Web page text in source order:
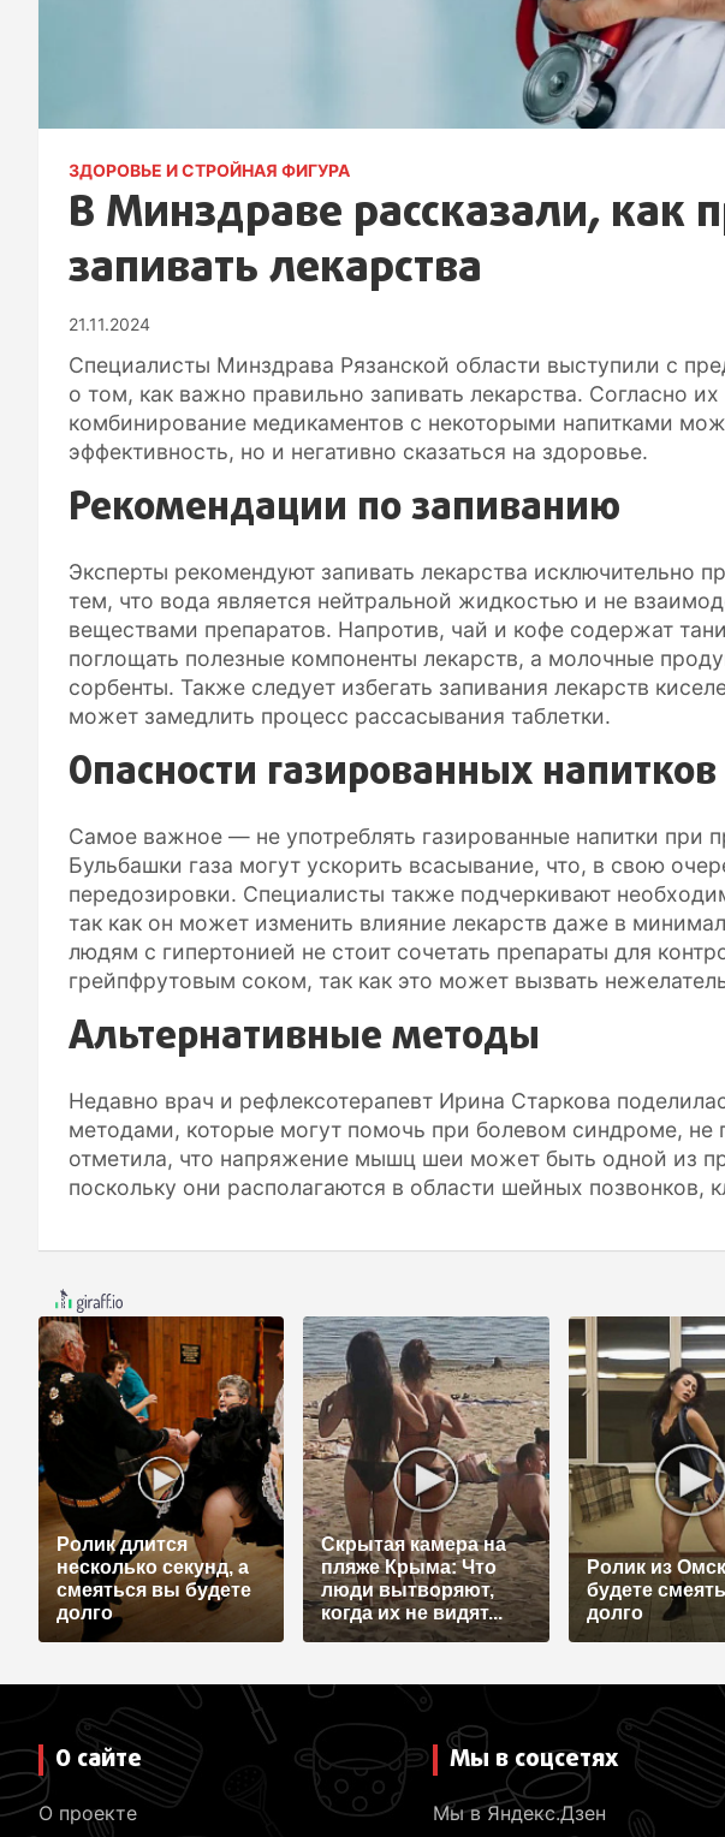
ЗДОРОВЬЕ И СТРОЙНАЯ ФИГУРА
В Минздраве рассказали, как
запивать лекарства
21.11.2024
Специалисты Минздрава Рязанской области выступили с
о том, как важно правильно запивать лекарства. Согласно
комбинирование медикаментов с некоторыми напитками
эффективность, но и негативно сказаться на здоровье.
Рекомендации по запиванию
Эксперты рекомендуют запивать лекарства исключительно
тем, что вода является нейтральной жидкостью и не
веществами препаратов. Напротив, чай и кофе содержат
поглощать полезные компоненты лекарств, а молочные
сорбенты. Также следует избегать запивания лекарств
может замедлить процесс рассасывания таблетки.
Опасности газированных напитков
Самое важное — не употреблять газированные напитки при
Бульбашки газа могут ускорить всасывание, что, в свою
передозировки. Специалисты также подчеркивают
так как он может изменить влияние лекарств даже в
людям с гипертонией не стоит сочетать препараты для
грейпфрутовым соком, так как это может вызвать
Альтернативные методы
Недавно врач и рефлексотерапевт Ирина Старкова
методами, которые могут помочь при болевом синдроме, не
отметила, что напряжение мышц шеи может быть одной из
поскольку они располагаются в области шейных позвонков,
Ролик длится
несколько секунд, а
смеяться вы будете
долго
Скрытая камера на
пляже Крыма: Что
люди вытворяют,
когда их не видят...
Ролик из
будете
долго
О сайте
О проекте
Мы в соцсетях
Мы в Яндекс.Дзен